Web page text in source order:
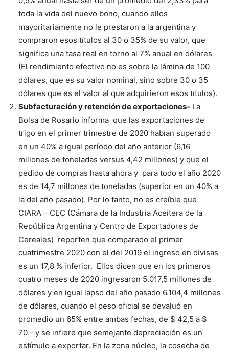
toda la vida del nuevo bono, cuando ellos
mayoritariamente no le prestaron a la argentina y
compraron esos títulos al 30 o 35% de su valor, que
significa una tasa real en torno al 7% anual en dólares
(El rendimiento efectivo no es sobre la lámina de 100
dólares, que es su valor nominal, sino sobre 30 o 35
dólares que es el valor al que adquirieron esos títulos).
Subfacturación y retención de exportaciones- La
Bolsa de Rosario informa que las exportaciones de
trigo en el primer trimestre de 2020 habían superado
en un 40% a igual período del año anterior (6,16
millones de toneladas versus 4,42 millones) y que el
pedido de compras hasta ahora y para todo el año 2020
es de 14,7 millones de toneladas (superior en un 40% a
la del año pasado). Por lo tanto, no es creíble que
CIARA – CEC (Cámara de la Industria Aceitera de la
República Argentina y Centro de Exportadores de
Cereales) reporten que comparado el primer
cuatrimestre 2020 con el del 2019 el ingreso en divisas
es un 17,8 % inferior. Ellos dicen que en los primeros
cuatro meses de 2020 ingresaron 5.017,5 millones de
dólares y en igual lapso del año pasado 6.104,4 millones
de dólares, cuando el peso oficial se devaluó en
promedio un 65% entre ambas fechas, de $ 42,5 a $
70.- y se infiere que semejante depreciación es un
estímulo a exportar. En la zona núcleo, la cosecha de